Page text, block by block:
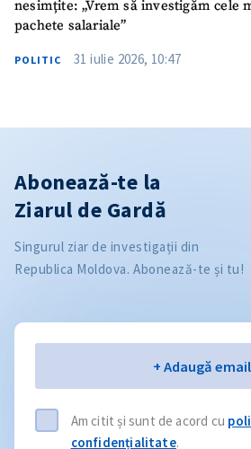
nesimțite: „Vrem să investigăm cele
pachete salariale”
POLITIC 31 iulie 2026, 10:47
Abonează-te la
Ziarul de Gardă
Singurul ziar de investigații din
Republica Moldova. Abonează-te și tu!
+ Adaugă email
Am citit și sunt de acord cu
confidențialitate.